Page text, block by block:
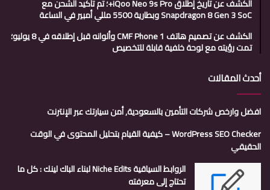
الكشف عن تاريخ إطلاق iQoo Neo 9s Pro+؛ تم تأكيد الشحن مع
Snapdragon 8 Gen 3 SoC وبطارية 5500 مللي أمبير في الساعة
الكشف عن تصميم هاتف CMF Phone 1 وألوانه قبل إطلاقه في 8 يوليو؛
تمت رؤيته مع لوحة خلفية قابلة للتخصيص
أحدث المقالات
افضل وارخص شركات التأمين بالسعودية, أمن سيارتك عبر الإنترنت
WordPress SEO Checker – كيفية القيام بتحليل المحتوى في الوقت
الحقيقي
الروابط السياقية Niche Edits لبناء الباك لينك : كل ما
تحتاج إلى معرفته